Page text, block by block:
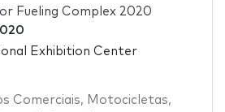
Fueling Complex 2020
Exhibition Center
Comerciais, Motocicletas,